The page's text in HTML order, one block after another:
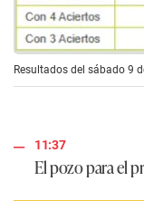
Resultados del sábado 9
11:37
El pozo para el